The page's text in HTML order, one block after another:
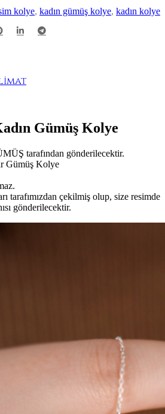
kolye, kadın gümüş kolye, kadın kolye
Gümüş Kolye
tarafından gönderilecektir.
Gümüş Kolye
tarafımızdan çekilmiş olup, size resimde
gönderilecektir.